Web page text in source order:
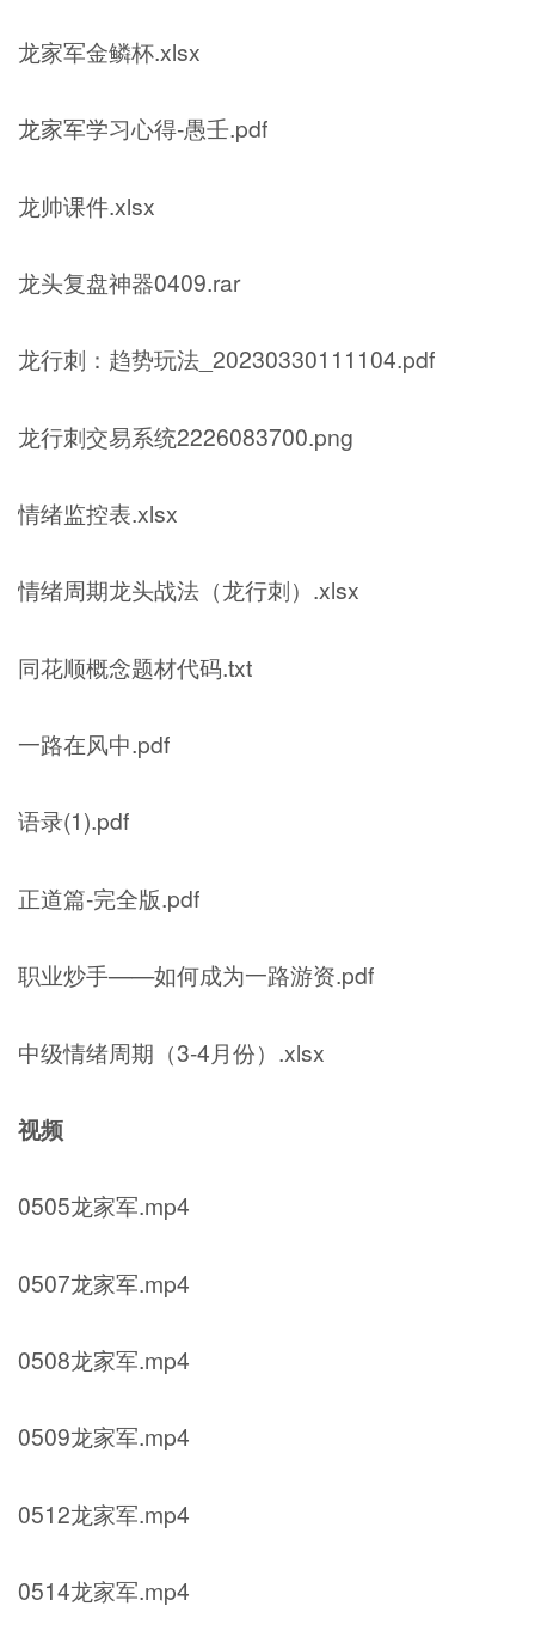
龙家军金鳞杯.xlsx
龙家军学习心得-愚壬.pdf
龙帅课件.xlsx
龙头复盘神器0409.rar
龙行刺：趋势玩法_20230330111104.pdf
龙行刺交易系统2226083700.png
情绪监控表.xlsx
情绪周期龙头战法（龙行刺）.xlsx
同花顺概念题材代码.txt
一路在风中.pdf
语录(1).pdf
正道篇-完全版.pdf
职业炒手——如何成为一路游资.pdf
中级情绪周期（3-4月份）.xlsx
视频
0505龙家军.mp4
0507龙家军.mp4
0508龙家军.mp4
0509龙家军.mp4
0512龙家军.mp4
0514龙家军.mp4